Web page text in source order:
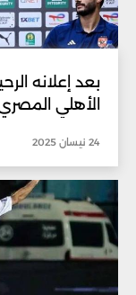
بعد إعلانه
الأهلي
24 نيسان 2025